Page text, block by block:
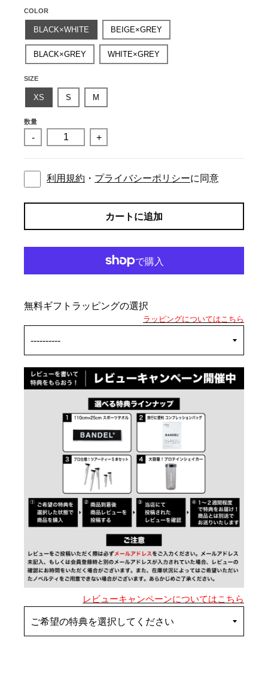
COLOR
BLACK×WHITE BEIGE×GREY
BLACK×GREY WHITE×GREY
SIZE
XS S M
数量
- +
利用規約 ・ プライバシーポリシーに同意
カートに追加
無料ギフトラッピングの選択
ラッピングについてはこちら
レビューキャンペーンについてはこちら